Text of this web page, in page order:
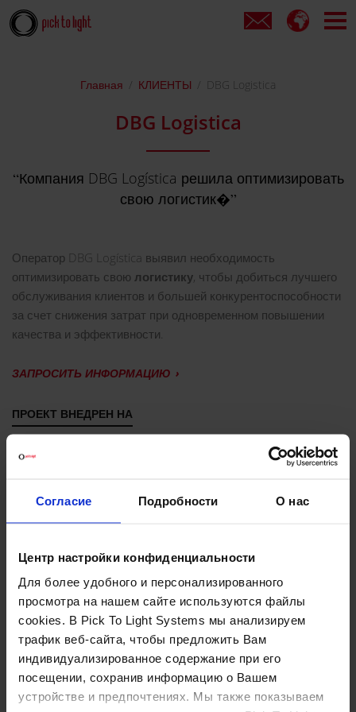
Согласие Подробности О нас
Центр настройки конфиденциальности
Для более удобного и персонализированного
просмотра на нашем сайте используются файлы
cookies. В Pick To Light Systems мы анализируем
трафик веб-сайта, чтобы предложить Вам
индивидуализированное содержание при его
посещении, сохранив информацию о Вашем
устройстве и предпочтениях. Мы также показываем
Главная КЛИЕНТЫ DBG Logistica
DBG Logistica
Компания DBG Logística решила оптимизировать
свою логистик�
Оператор DBG Logística выявил необходимость
оптимизировать свою логистику, чтобы добиться лучшего
обслуживания клиентов и большей конкурентоспособности
за счет снижения затрат при одновременном повышении
качества и эффективности.
ЗАПРОСИТЬ ИНФОРМАЦИЮ
ПРОЕКТ ВНЕДРЕН НА
Компания DBG Logística, расположенная в Мондрагоне
(пров. Гипускоа), которой владеет Import Arrasate y TKV,
Arrasate, занимающейся разработкой моделей,
производством и продажей спортивной одежды марок
специализирующейся на продаже высококачественных
швейных машин и бытовой техники.
Pick To Light Systems оказала помощь в обновлении
участкаотборас помощью технологииPick By Light
система помогает избежать ошибок и повысить
производительность. Система установлена на участке